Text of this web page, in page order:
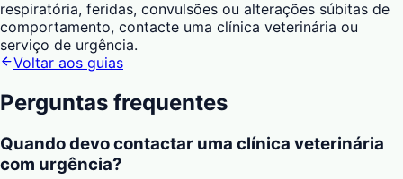
respiratória, feridas, convulsões ou alterações súbitas de
comportamento, contacte uma clínica veterinária ou
serviço de urgência.
Voltar aos guias
Perguntas frequentes
Quando devo contactar uma clínica veterinária
com urgência?